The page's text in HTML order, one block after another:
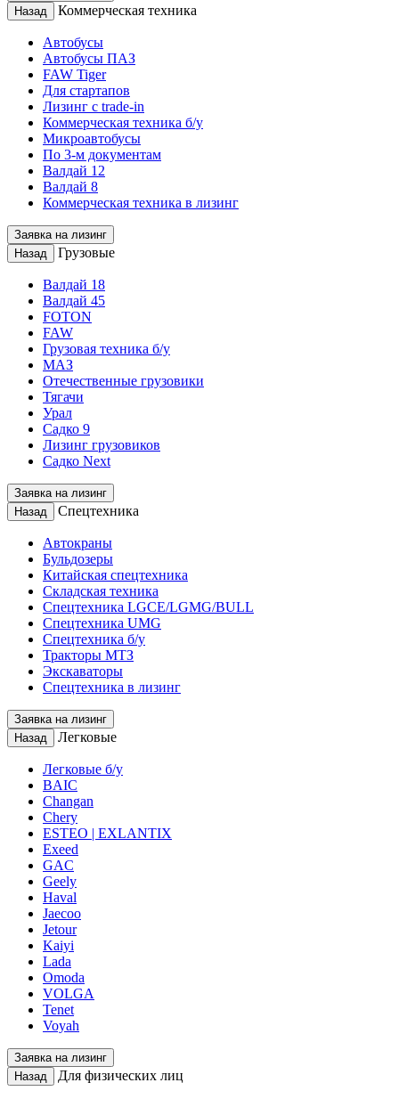
Назад
Коммерческая техника
Автобусы
Автобусы ПАЗ
FAW Tiger
Для стартапов
Лизинг с trade-in
Коммерческая техника б/у
Микроавтобусы
По 3-м документам
Валдай 12
Валдай 8
Коммерческая техника в лизинг
Заявка на лизинг
Назад
Грузовые
Валдай 18
Валдай 45
FOTON
FAW
Грузовая техника б/у
МАЗ
Отечественные грузовики
Тягачи
Урал
Садко 9
Лизинг грузовиков
Садко Next
Заявка на лизинг
Назад
Спецтехника
Автокраны
Бульдозеры
Китайская спецтехника
Складская техника
Спецтехника LGCE/LGMG/BULL
Спецтехника UMG
Спецтехника б/у
Тракторы МТЗ
Экскаваторы
Спецтехника в лизинг
Заявка на лизинг
Назад
Легковые
Легковые б/у
BAIC
Changan
Chery
ESTEO | EXLANTIX
Exeed
GAC
Geely
Haval
Jaecoo
Jetour
Kaiyi
Lada
Omoda
VOLGA
Tenet
Voyah
Заявка на лизинг
Назад
Для физических лиц